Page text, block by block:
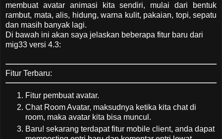
membuat avatar animasi kita sendiri, mulai dari bentuk
rambut, mata, alis, hidung, warna kulit, pakaian, topi, sepatu
dan masih banyak lagi.
Di bawah ini akan saya jelaskan beberapa fitur baru dari
mig33 versi 4.3:
Fitur Terbaru:
Fitur pembuat avatar.
Chat Room Avatar, maksudnya ketika kita chat di
room, maka avatar kita bisa muncul.
Baru! sekarang terdapat fitur mobile client, anda dapat